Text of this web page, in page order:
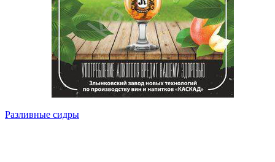
Разливные сидры